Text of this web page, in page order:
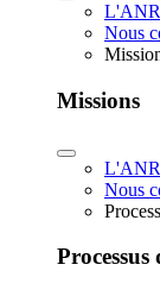
L'ANR
Nous
Missions
L'ANR
Nous
Processus